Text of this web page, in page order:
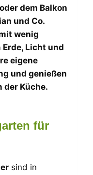
dem Balkon
und Co.
wenig
Licht und
eigene
und genießen
der Küche.
für
sind in